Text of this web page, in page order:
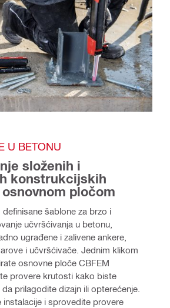
U BETONU
složenih i
konstrukcijskih
pločom
šablone za brzo i
učvršćivanja u betonu,
ugrađene i zalivene ankere,
i učvršćivače. Jednim klikom
osnovne ploče CBFEM
provere krutosti kako biste
prilagodite dizajn ili opterećenje.
instalacije i sprovedite provere